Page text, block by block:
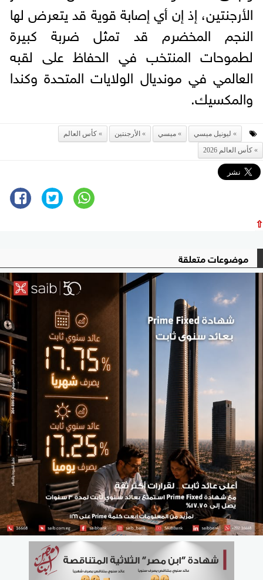
الأرجنتين، إذ إن أي إصابة قوية قد يتعرض لها
النجم المخضرم قد تمثل ضربة كبيرة
لطموحات المنتخب في الحفاظ على لقبه
العالمي في مونديال الولايات المتحدة وكندا
والمكسيك.
ليونيل ميسي ميسي الأرجنتين
كأس العالم
كأس العالم 2026
⇧
موضوعات متعلقة